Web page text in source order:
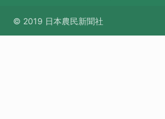
© 2019 日本農民新聞社